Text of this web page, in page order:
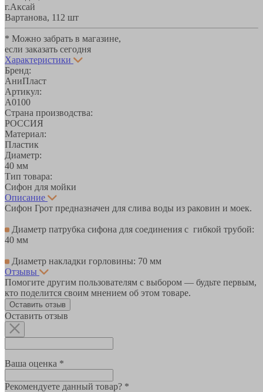
г.Аксай
Вартанова, 11 2 шт
* Можно забрать в магазине,
если заказать сегодня
Характеристики
Бренд:
АниПласт
Артикул:
A0100
Страна производства:
РОССИЯ
Материал:
Пластик
Диаметр:
40 мм
Тип товара:
Сифон для мойки
Описание
Сифон Грот предназначен для слива воды из раковин и моек.
Диаметр патрубка сифона для соединения с гибкой трубой:
40 мм
Диаметр накладки горловины: 70 мм
Отзывы
Помогите другим пользователям с выбором — будьте первым,
кто поделится своим мнением об этом товаре.
Оставить отзыв
Оставить отзыв
Ваша оценка *
Рекомендуете данный товар? *